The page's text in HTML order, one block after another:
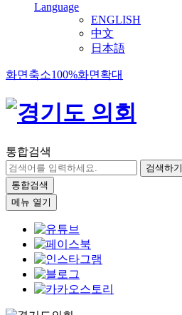
Language
ENGLISH
中文
日本語
화면축소100%화면확대
통합검색
검색하기
통합검색
메뉴 열기